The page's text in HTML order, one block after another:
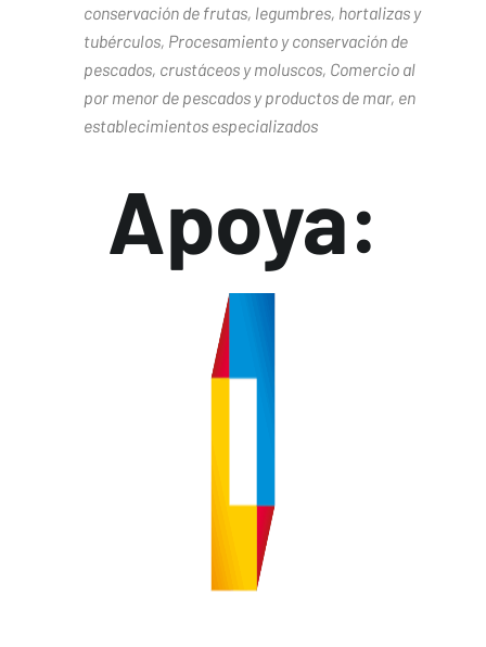
conservación de frutas, legumbres, hortalizas y
tubérculos, Procesamiento y conservación de
pescados, crustáceos y moluscos, Comercio al
por menor de pescados y productos de mar, en
establecimientos especializados
Apoya: